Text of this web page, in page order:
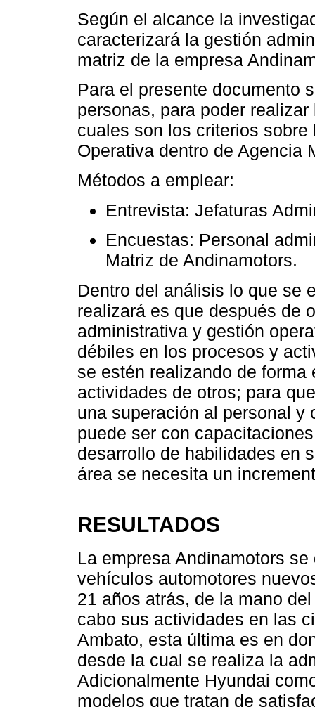
Según el alcance la
caracterizará la gestión
matriz de la empresa
Para el presente documento
personas, para poder
cuales son los criterios
Operativa dentro de Agencia
Métodos a emplear:
Entrevista: Jefaturas
Encuestas: Personal
Matriz de Andinamotors.
Dentro del análisis lo que se
realizará es que después de
administrativa y gestión
débiles en los procesos y
se estén realizando de
actividades de otros; para
una superación al personal y
puede ser con
desarrollo de habilidades en
área se necesita un
RESULTADOS
La empresa Andinamotors
vehículos automotores
21 años atrás, de la mano
cabo sus actividades en las
Ambato, esta última es en
desde la cual se realiza la
Adicionalmente Hyundai
modelos que tratan de